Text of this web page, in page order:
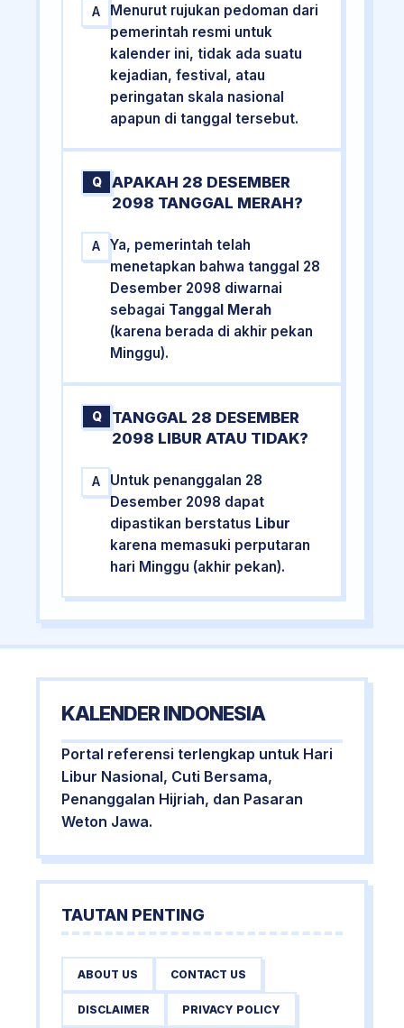
A
Menurut rujukan pedoman dari
pemerintah resmi untuk
kalender ini, tidak ada suatu
kejadian, festival, atau
peringatan skala nasional
apapun di tanggal tersebut.
Q
APAKAH 28 DESEMBER
2098 TANGGAL MERAH?
A
Ya, pemerintah telah
menetapkan bahwa tanggal 28
Desember 2098 diwarnai
sebagai Tanggal Merah
(karena berada di akhir pekan
Minggu).
Q
TANGGAL 28 DESEMBER
2098 LIBUR ATAU TIDAK?
A
Untuk penanggalan 28
Desember 2098 dapat
dipastikan berstatus Libur
karena memasuki perputaran
hari Minggu (akhir pekan).
KALENDER INDONESIA
Portal referensi terlengkap untuk Hari
Libur Nasional, Cuti Bersama,
Penanggalan Hijriah, dan Pasaran
Weton Jawa.
TAUTAN PENTING
ABOUT US CONTACT US
DISCLAIMER PRIVACY POLICY